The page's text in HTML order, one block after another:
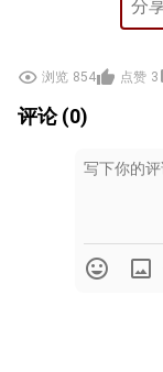
浏览 854 点赞 3
评论 (0)